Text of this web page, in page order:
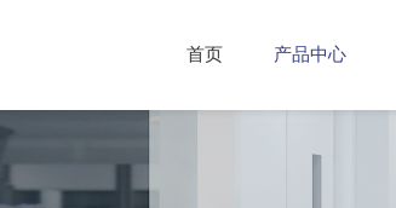
首页 产品中心